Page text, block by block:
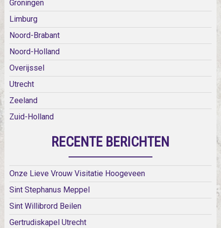
Groningen
Limburg
Noord-Brabant
Noord-Holland
Overijssel
Utrecht
Zeeland
Zuid-Holland
RECENTE BERICHTEN
Onze Lieve Vrouw Visitatie Hoogeveen
Sint Stephanus Meppel
Sint Willibrord Beilen
Gertrudiskapel Utrecht